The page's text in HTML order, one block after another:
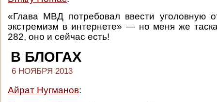
«Глава МВД потребовал ввести уголовную
экстремизм в интернете» — но меня же
282, оно и сейчас есть!
В БЛОГАХ
6 НОЯБРЯ 2013
Айрат Нугманов: